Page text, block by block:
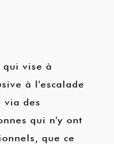
qui vise à
à l'escalade
via des
qui n'y ont
que ce